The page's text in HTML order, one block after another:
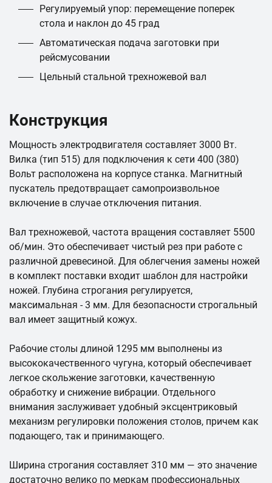
Регулируемый упор: перемещение поперек
стола и наклон до 45 град
Автоматическая подача заготовки при
рейсмусовании
Цельный стальной трехножевой вал
Конструкция
Мощность электродвигателя составляет 3000 Вт.
Вилка (тип 515) для подключения к сети 400 (380)
Вольт расположена на корпусе станка. Магнитный
пускатель предотвращает самопроизвольное
включение в случае отключения питания.
Вал трехножевой, частота вращения составляет 5500
об/мин. Это обеспечивает чистый рез при работе с
различной древесиной. Для облегчения замены ножей
в комплект поставки входит шаблон для настройки
ножей. Глубина строгания регулируется,
максимальная - 3 мм. Для безопасности строгальный
вал имеет защитный кожух.
Рабочие столы длиной 1295 мм выполнены из
высококачественного чугуна, который обеспечивает
легкое скольжение заготовки, качественную
обработку и снижение вибрации. Отдельного
внимания заслуживает удобный эксцентриковый
механизм регулировки положения столов, причем как
подающего, так и принимающего.
Ширина строгания составляет 310 мм — это значение
достаточно велико по меркам профессиональных